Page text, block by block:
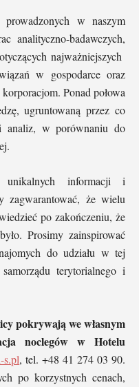
w naszym
badawczych,
najważniejszych
w gospodarce oraz
Ponad połowa
ugruntowaną przez co
analiz, w porównaniu do
unikalnych informacji i
zagwarantować, że wielu
po zakończeniu, że
Prosimy zainspirować
do udziału w tej
terytorialnego i
pokrywają we własnym
noclegów w Hotelu
s.pl, tel. +48 41 274 03 90.
po korzystnych cenach,